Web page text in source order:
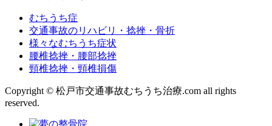
むちうち症
交通事故のリハビリ・捻挫・骨折
様々なむちうち症状
腰椎捻挫・腰部捻挫
頸椎捻挫・頸椎損傷
Copyright © 松戸市交通事故むちうち治療.com all rights
reserved.